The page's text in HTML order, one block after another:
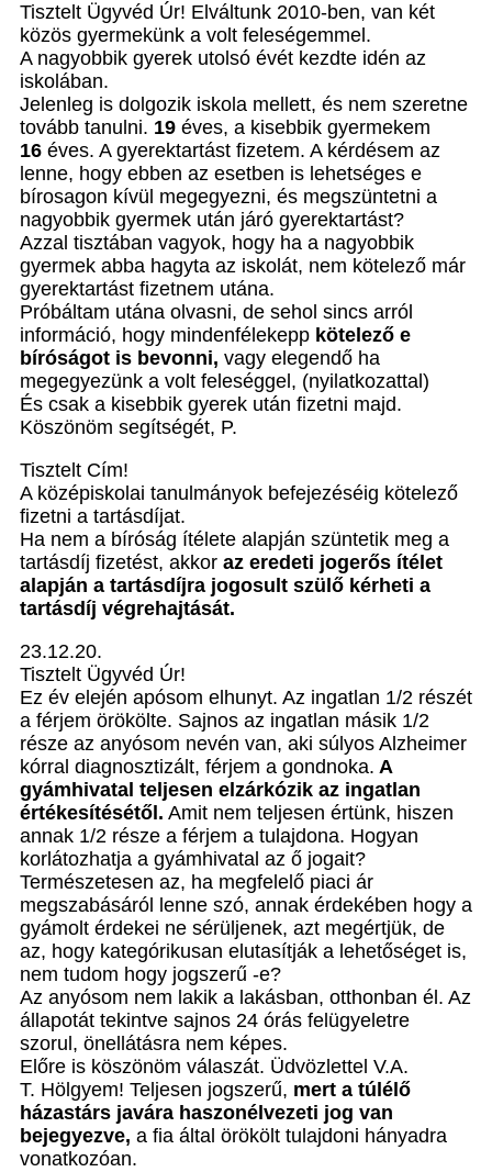
Tisztelt Ügyvéd Úr! Elváltunk 2010-ben, van két
közös gyermekünk a volt feleségemmel.
A nagyobbik gyerek utolsó évét kezdte idén az
iskolában.
Jelenleg is dolgozik iskola mellett, és nem szeretne
tovább tanulni. 19 éves, a kisebbik gyermekem
16 éves. A gyerektartást fizetem. A kérdésem az
lenne, hogy ebben az esetben is lehetséges e
bírosagon kívül megegyezni, és megszüntetni a
nagyobbik gyermek után járó gyerektartást?
Azzal tisztában vagyok, hogy ha a nagyobbik
gyermek abba hagyta az iskolát, nem kötelező már
gyerektartást fizetnem utána.
Próbáltam utána olvasni, de sehol sincs arról
információ, hogy mindenfélekepp kötelező e
bíróságot is bevonni, vagy elegendő ha
megegyezünk a volt feleséggel, (nyilatkozattal)
És csak a kisebbik gyerek után fizetni majd.
Köszönöm segítségét, P.
Tisztelt Cím!
A középiskolai tanulmányok befejezéséig kötelező
fizetni a tartásdíjat.
Ha nem a bíróság ítélete alapján szüntetik meg a
tartásdíj fizetést, akkor az eredeti jogerős ítélet
alapján a tartásdíjra jogosult szülő kérheti a
tartásdíj végrehajtását.
23.12.20.
Tisztelt Ügyvéd Úr!
Ez év elején apósom elhunyt. Az ingatlan 1/2 részét
a férjem örökölte. Sajnos az ingatlan másik 1/2
része az anyósom nevén van, aki súlyos Alzheimer
kórral diagnosztizált, férjem a gondnoka. A
gyámhivatal teljesen elzárkózik az ingatlan
értékesítésétől. Amit nem teljesen értünk, hiszen
annak 1/2 része a férjem a tulajdona. Hogyan
korlátozhatja a gyámhivatal az ő jogait?
Természetesen az, ha megfelelő piaci ár
megszabásáról lenne szó, annak érdekében hogy a
gyámolt érdekei ne sérüljenek, azt megértjük, de
az, hogy kategórikusan elutasítják a lehetőséget is,
nem tudom hogy jogszerű -e?
Az anyósom nem lakik a lakásban, otthonban él. Az
állapotát tekintve sajnos 24 órás felügyeletre
szorul, önellátásra nem képes.
Előre is köszönöm válaszát. Üdvözlettel V.A.
T. Hölgyem! Teljesen jogszerű, mert a túlélő
házastárs javára haszonélvezeti jog van
bejegyezve, a fia által örökölt tulajdoni hányadra
vonatkozóan.